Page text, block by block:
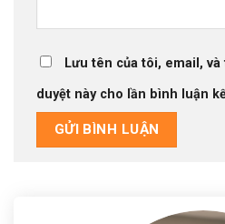
Lưu tên của tôi, email,
duyệt này cho lần bình luận